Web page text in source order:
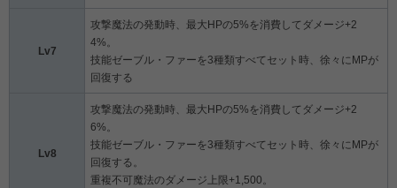
Lv7
攻撃魔法の発動時、最大HPの5%を消費してダメージ+2
4%。
技能ゼーブル・ファーを3種類すべてセット時、徐々にMPが
回復する
Lv8
攻撃魔法の発動時、最大HPの5%を消費してダメージ+2
6%。
技能ゼーブル・ファーを3種類すべてセット時、徐々にMPが
回復する。
重複不可魔法のダメージ上限+1,500。